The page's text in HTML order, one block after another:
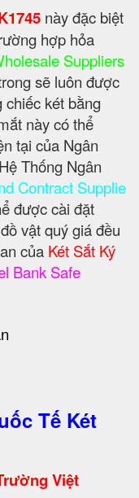
này đặc biệt
hợp hỏa
Suppliers
sẽ luôn được
chiếc két bằng
này có thể
tại của Ngân
Thống Ngân
Contract Supplie
được cài đặt
vật quý giá đều
của Két Sắt Ký
Bank Safe
Tế Két
Việt